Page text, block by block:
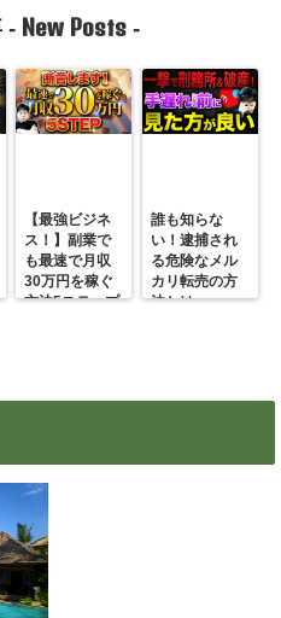
- New Posts -
【最強ビジネ
ス！】副業で
も最速で月収
30万円を稼ぐ
方法5ステップ
誰も知らな
い！逮捕され
る危険なメル
カリ転売の方
法とは